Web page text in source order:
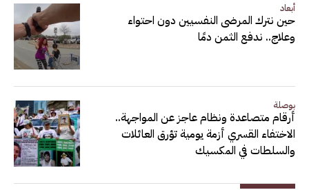
أبعاد
حين نترك المرضى النفسيين دون احتواء
وعلاج.. ندفع الثمن دمًا
بوصلة
أرقام متصاعدة ونظام عاجز عن المواجهة..
الاختفاء القسري أزمة يومية تؤرق العائلات
والسلطات في المكسيك